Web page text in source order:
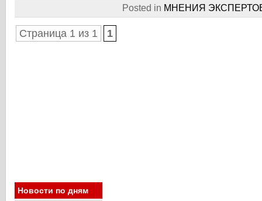
Posted in МНЕНИЯ
Страница 1 из 1 1
Новости по дням